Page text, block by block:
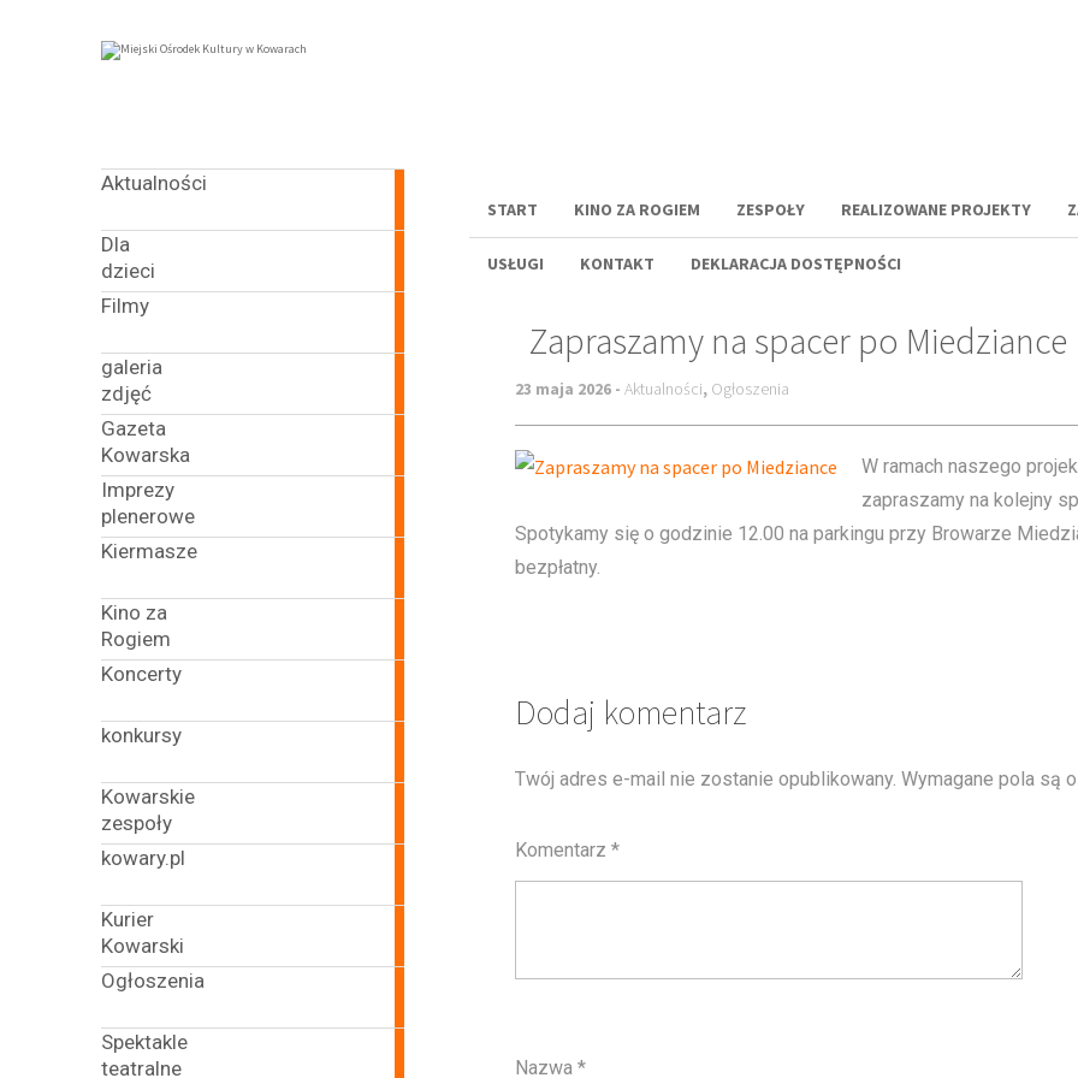
Aktualności
Dla
dzieci
Filmy
galeria
zdjęć
Gazeta
Kowarska
Imprezy
plenerowe
Kiermasze
Kino za
Rogiem
Koncerty
konkursy
Kowarskie
zespoły
kowary.pl
Kurier
Kowarski
Ogłoszenia
Spektakle
teatralne
START KINO ZA ROGIEM ZESPOŁY REALIZOWANE PROJEKTY
USŁUGI KONTAKT DEKLARACJA DOSTĘPNOŚCI
Zapraszamy na spacer po Miedziance
23 maja 2026 - Aktualności, Ogłoszenia
W ramach naszego
zapraszamy na kolejny
Spotykamy się o godzinie 12.00 na parkingu przy Browarze
bezpłatny.
Dodaj komentarz
Twój adres e-mail nie zostanie opublikowany. Wymagane pola są
Komentarz *
Nazwa *